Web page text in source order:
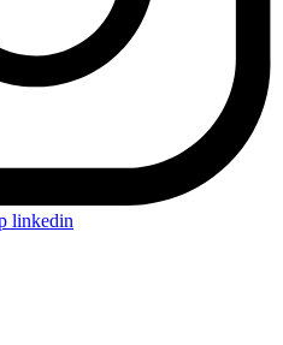
linkedin